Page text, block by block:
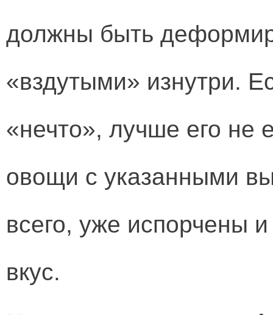
должны быть
«вздутыми» изнутри.
«нечто», лучше его не
овощи с указанными
всего, уже испорчены
вкус.